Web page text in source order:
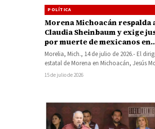
POLÍTICA
Morena Michoacán respalda
Claudia Sheinbaum y exige
por muerte de mexicanos en
operativos de ICE
Morelia, Mich., 14 de julio de 2026.- El
estatal de Morena en Michoacán, Jesús
González, manifestó su respaldo…
15 de julio de 2026